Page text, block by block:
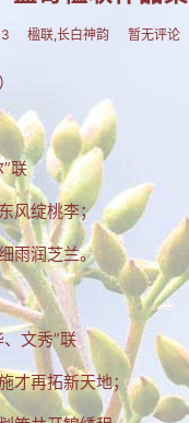
诗词
摄影
付佑平诗集
拐翁诗集
张铁民诗集
文集楹联
文集
楹联
楹联,长白神韵 暂无评论
联
风绽桃李；
雨润芝兰。
文秀”联
才再拓新天地；